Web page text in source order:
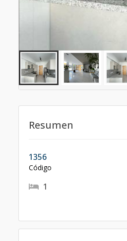
Resumen
1356
Código
1